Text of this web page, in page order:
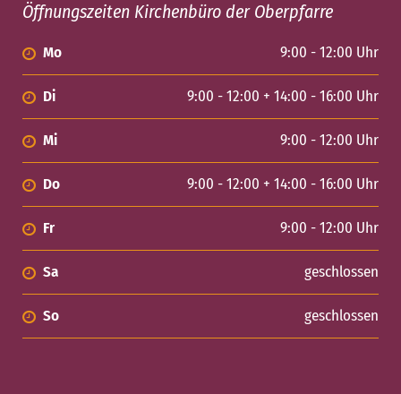
Öffnungszeiten Kirchenbüro der Oberpfarre
Mo 9:00 - 12:00 Uhr
Di 9:00 - 12:00 + 14:00 - 16:00 Uhr
Mi 9:00 - 12:00 Uhr
Do 9:00 - 12:00 + 14:00 - 16:00 Uhr
Fr 9:00 - 12:00 Uhr
Sa geschlossen
So geschlossen